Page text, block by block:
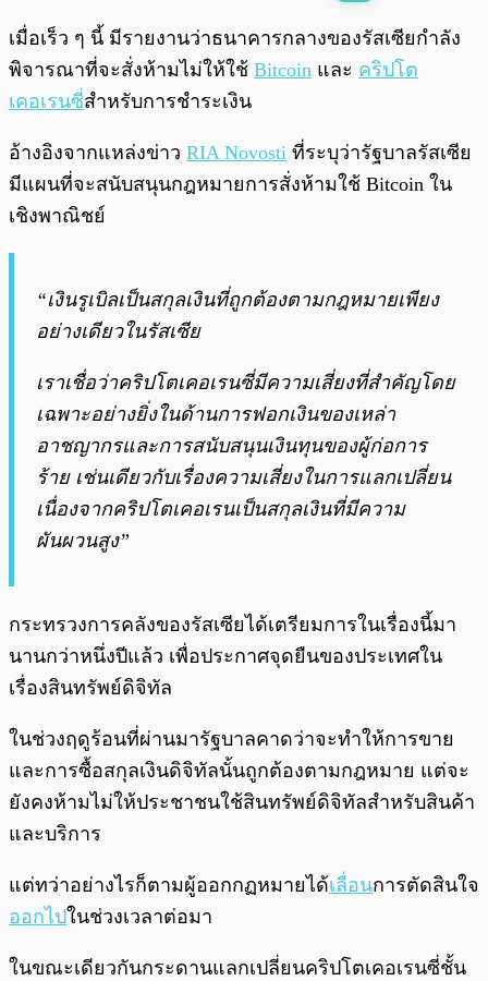
พร้อมเล่น 0:00 / 0:00
เมื่อเร็ว ๆ นี้ มีรายงานว่าธนาคารกลางของรัสเซียกำลัง
พิจารณาที่จะสั่งห้ามไม่ให้ใช้ Bitcoin และ คริปโต
เคอเรนซี่สำหรับการชำระเงิน
อ้างอิงจากแหล่งข่าว RIA Novosti ที่ระบุว่ารัฐบาลรัสเซีย
มีแผนที่จะสนับสนุนกฎหมายการสั่งห้ามใช้ Bitcoin ใน
เชิงพาณิชย์
“เงินรูเบิลเป็นสกุลเงินที่ถูกต้องตามกฎหมายเพียง
อย่างเดียวในรัสเซีย
เราเชื่อว่าคริปโตเคอเรนซี่มีความเสี่ยงที่สำคัญโดย
เฉพาะอย่างยิ่งในด้านการฟอกเงินของเหล่า
อาชญากรและการสนับสนุนเงินทุนของผู้ก่อการ
ร้าย เช่นเดียวกับเรื่องความเสี่ยงในการแลกเปลี่ยน
เนื่องจากคริปโตเคอเรนเป็นสกุลเงินที่มีความ
ผันผวนสูง”
กระทรวงการคลังของรัสเซียได้เตรียมการในเรื่องนี้มา
นานกว่าหนึ่งปีแล้ว เพื่อประกาศจุดยืนของประเทศใน
เรื่องสินทรัพย์ดิจิทัล
ในช่วงฤดูร้อนที่ผ่านมารัฐบาลคาดว่าจะทำให้การขาย
และการซื้อสกุลเงินดิจิทัลนั้นถูกต้องตามกฎหมาย แต่จะ
ยังคงห้ามไม่ให้ประชาชนใช้สินทรัพย์ดิจิทัลสำหรับสินค้า
และบริการ
แต่ทว่าอย่างไรก็ตามผู้ออกกฏหมายได้เลื่อนการตัดสินใจ
ออกไปในช่วงเวลาต่อมา
ในขณะเดียวกันกระดานแลกเปลี่ยนคริปโตเคอเรนซี่ชั้น